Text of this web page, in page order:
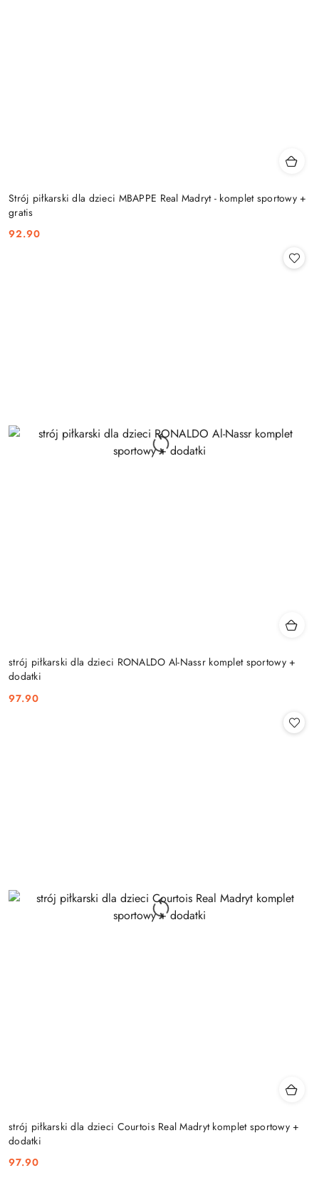
Strój piłkarski dla dzieci MBAPPE Real Madryt - komplet sportowy +
gratis
Cena:
92.90
strój piłkarski dla dzieci RONALDO Al-Nassr komplet sportowy +
dodatki
Cena:
97.90
strój piłkarski dla dzieci Courtois Real Madryt komplet sportowy +
dodatki
Cena:
97.90